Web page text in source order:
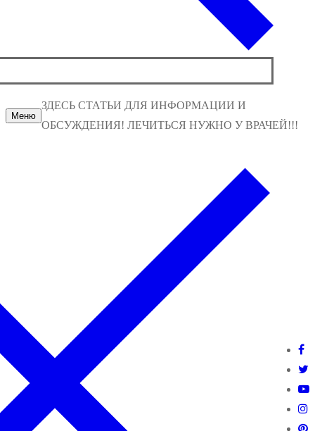
Меню
ЗДЕСЬ СТАТЬИ ДЛЯ ИНФОРМАЦИИ И
ОБСУЖДЕНИЯ! ЛЕЧИТЬСЯ НУЖНО У ВРАЧЕЙ!!!